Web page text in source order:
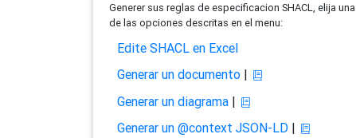
Generer sus reglas de especificacion SHACL, elija una
de las opciones descritas en el menu:
Edite SHACL en Excel
Generar un documento|
Generar un diagrama|
Generar un @context JSON-LD|